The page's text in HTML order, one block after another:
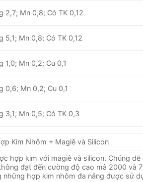
2,7; Mn 0,8; Có TK 0,12
5,1; Mn 0,8; Có TK 0,12
1,0; Mn 0,2; Cu 0,1
0,6; Mn 0,2; Cu 0,1
3,1; Mn 0,5; Có TK 0,3
Kim Nhôm + Magiê và Silicon
hợp kim với magiê và silicon. Chúng
đạt đến cường độ cao mà 2000 và
những hợp kim nhôm đa ​​năng được sử